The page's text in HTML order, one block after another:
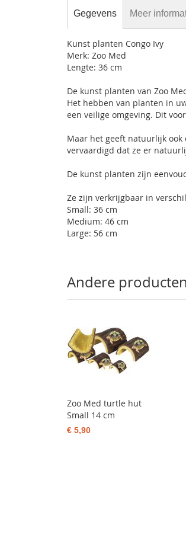
Gegevens
Kunst planten Congo Ivy
Merk: Zoo Med
Lengte: 36 cm
De kunst planten van Zoo
Het hebben van planten in
een veilige omgeving. Dit
Maar het geeft natuurlijk
vervaardigd dat ze er
De kunst planten zijn
Ze zijn verkrijgbaar in
Small: 36 cm
Medium: 46 cm
Large: 56 cm
Meer
Andere
Zoo Med turtle hut
Small 14 cm
€ 5,90